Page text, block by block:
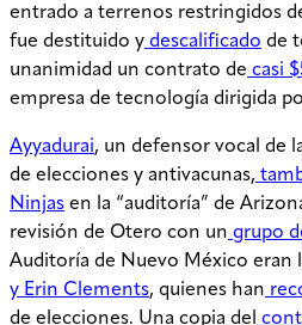
entrado a terrenos restringidos
fue destituido y descalificado de
unanimidad un contrato de casi
empresa de tecnología dirigida
Ayyadurai, un defensor vocal de
de elecciones y antivacunas,
Ninjas en la “auditoría” de
revisión de Otero con un grupo
Auditoría de Nuevo México eran
y Erin Clements, quienes han
de elecciones. Una copia del